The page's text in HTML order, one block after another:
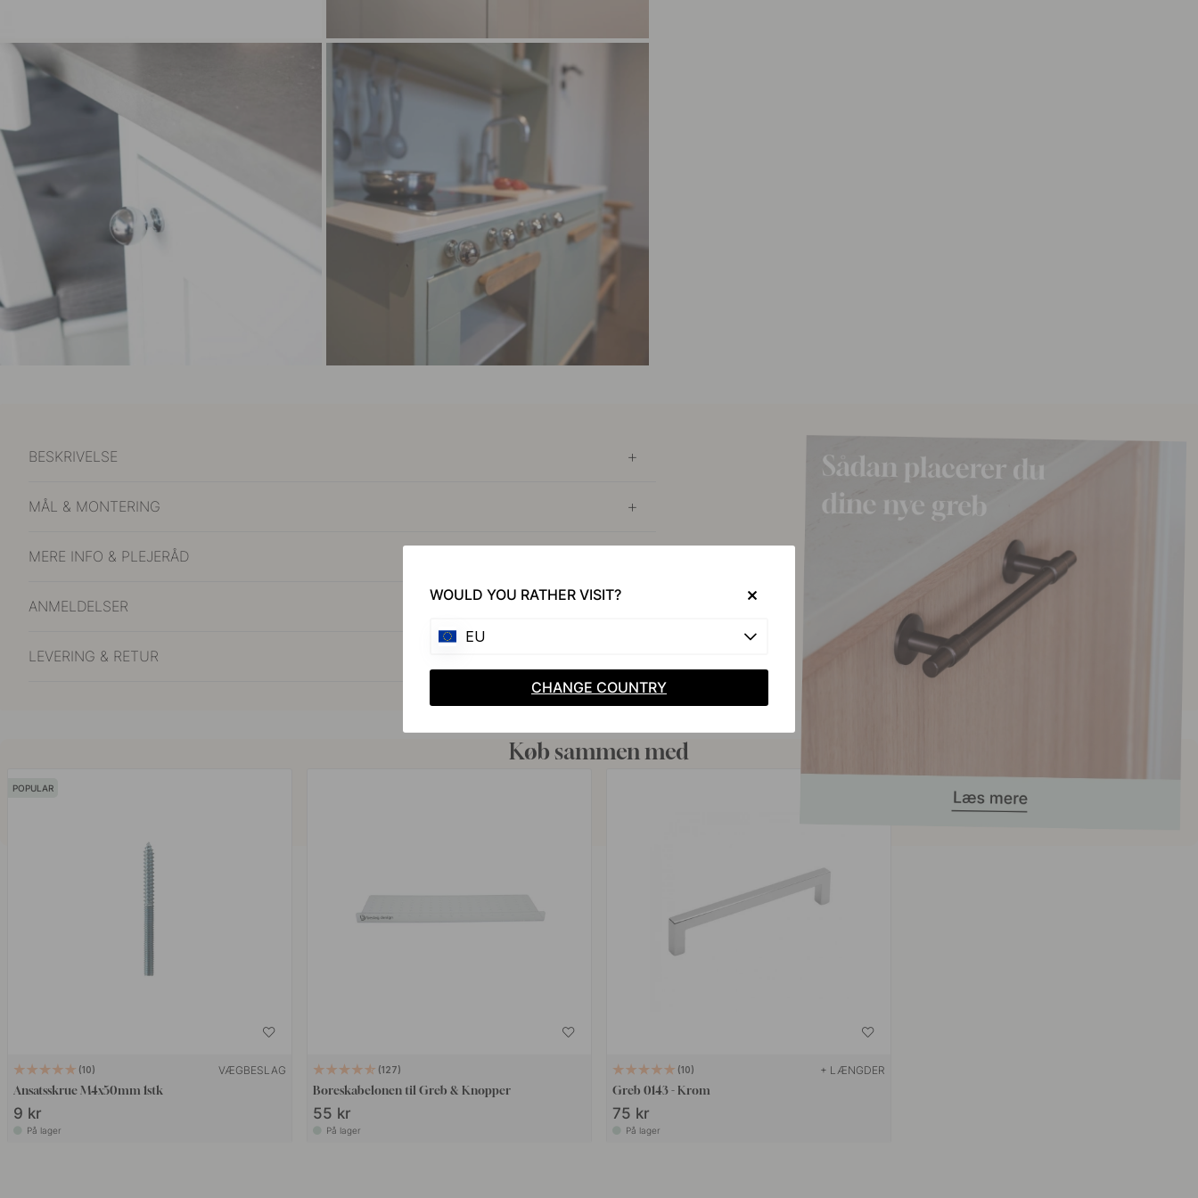
BESKRIVELSE
MÅL & MONTERING
MERE INFO & PLEJERÅD
ANMELDELSER
LEVERING & RETUR
Køb sammen med
POPULAR
10 VÆGBESLAG
Ansatsskrue M4x50mm 1stk
9 kr
På lager
127
Boreskabelonen til Greb & Knopper
55 kr
På lager
10 + LÆNGDER
Greb 0143 - Krom
75 kr
På lager
WOULD YOU RATHER VISIT?
EU
CHANGE COUNTRY